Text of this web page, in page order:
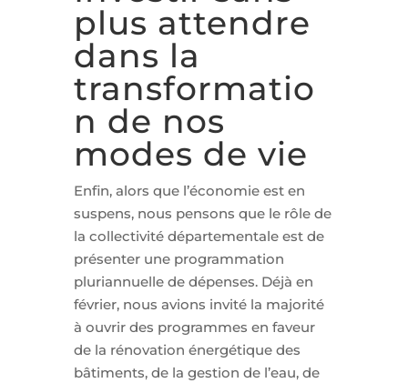
plus attendre
dans la
transformatio
n de nos
modes de vie
Enfin, alors que l’économie est en
suspens, nous pensons que le rôle de
la collectivité départementale est de
présenter une programmation
pluriannuelle de dépenses. Déjà en
février, nous avions invité la majorité
à ouvrir des programmes en faveur
de la rénovation énergétique des
bâtiments, de la gestion de l’eau, de